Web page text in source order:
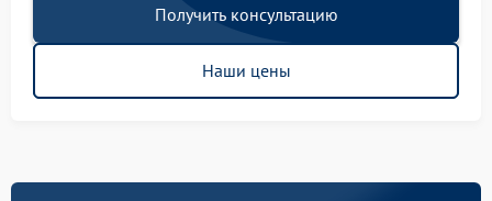
Получить консультацию
Наши цены